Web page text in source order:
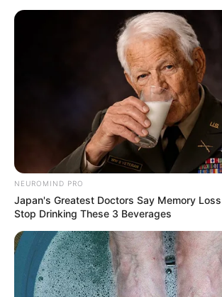
PUBLICAÇÕES RELACIONADAS
FAÇA O SEU COMENTÁRIO AQUI!
FALE CONOSCO
Nome
E-mail*
NEUROMIND PRO
Japan's Greatest Doctors Say Memory
Stop Drinking These 3 Beverages